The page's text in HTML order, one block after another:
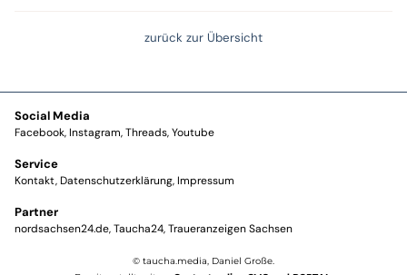
zurück zur Übersicht
Social Media
Facebook Instagram Threads Youtube
Service
Kontakt Datenschutzerklärung Impressum
Partner
nordsachsen24.de Taucha24 Traueranzeigen Sachsen
© taucha.media, Daniel Große.